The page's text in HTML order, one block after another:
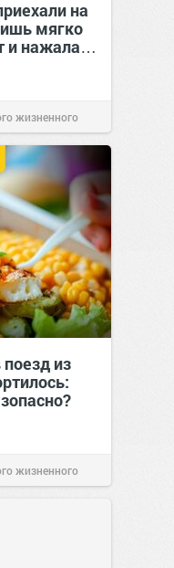
на
мягко
и нажала…
жизненного
поезд из
жизненного